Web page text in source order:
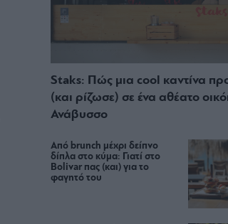
Staks: Πώς μια cool καντίνα
(και ρίζωσε) σε ένα αθέατο
Ανάβυσσο
Από brunch μέχρι δείπνο
δίπλα στο κύμα: Γιατί στο
Bolivar πας (και) για το
φαγητό του